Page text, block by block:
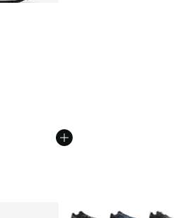
Weitere Farben